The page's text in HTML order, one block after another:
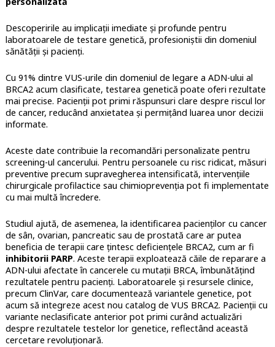
Descoperirile au implicații imediate și profunde pentru
laboratoarele de testare genetică, profesioniștii din domeniul
sănătății și pacienți.
Cu 91% dintre VUS-urile din domeniul de legare a ADN-ului al
BRCA2 acum clasificate, testarea genetică poate oferi rezultate
mai precise. Pacienții pot primi răspunsuri clare despre riscul lor
de cancer, reducând anxietatea și permițând luarea unor decizii
informate.
Aceste date contribuie la recomandări personalizate pentru
screening-ul cancerului. Pentru persoanele cu risc ridicat, măsuri
preventive precum supravegherea intensificată, intervențiile
chirurgicale profilactice sau chimioprevenția pot fi implementate
cu mai multă încredere.
Studiul ajută, de asemenea, la identificarea pacienților cu cancer
de sân, ovarian, pancreatic sau de prostată care ar putea
beneficia de terapii care țintesc deficiențele BRCA2, cum ar fi
inhibitorii PARP. Aceste terapii exploatează căile de reparare a
ADN-ului afectate în cancerele cu mutații BRCA, îmbunătățind
rezultatele pentru pacienți. Laboratoarele și resursele clinice,
precum ClinVar, care documentează variantele genetice, pot
acum să integreze acest nou catalog de VUS BRCA2. Pacienții cu
variante neclasificate anterior pot primi curând actualizări
despre rezultatele testelor lor genetice, reflectând această
cercetare revoluționară.